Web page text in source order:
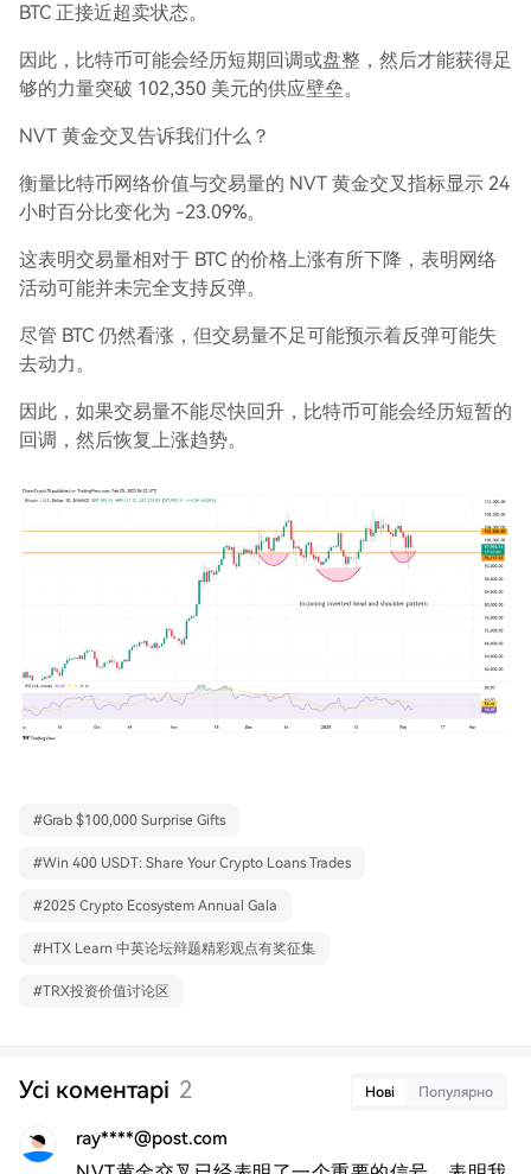
BTC 正接近超卖状态。
因此，比特币可能会经历短期回调或盘整，然后才能获得足
够的力量突破 102,350 美元的供应壁垒。
NVT 黄金交叉告诉我们什么？
衡量比特币网络价值与交易量的 NVT 黄金交叉指标显示 24
小时百分比变化为 -23.09%。
这表明交易量相对于 BTC 的价格上涨有所下降，表明网络
活动可能并未完全支持反弹。
尽管 BTC 仍然看涨，但交易量不足可能预示着反弹可能失
去动力。
因此，如果交易量不能尽快回升，比特币可能会经历短暂的
回调，然后恢复上涨趋势。
#Grab $100,000 Surprise Gifts
#Win 400 USDT: Share Your Crypto Loans Trades
#2025 Crypto Ecosystem Annual Gala
#HTX Learn 中英论坛辩题精彩观点有奖征集
#TRX投资价值讨论区
Усі коментарі 2 Нові Популярно
ray****@post.com